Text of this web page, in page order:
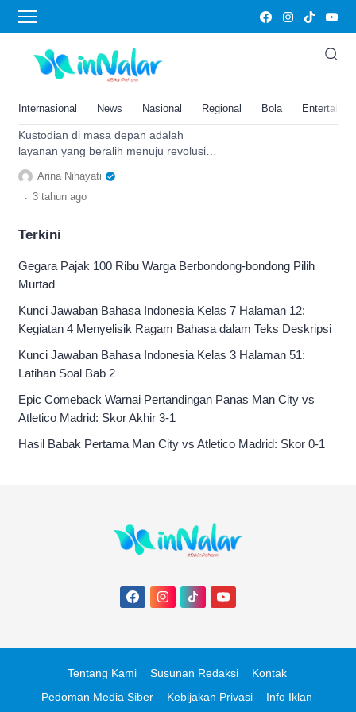
Internasional News Nasional Regional Bola
BRI Frens
Nasabah Semakin Nyaman
Bertransaksi, BRI Luncurkan
Kustodian Berbasis Web
Kustodian di masa depan adalah
layanan yang beralih menuju revolusi
digital di mana nasabah dengan mudah
berinteraksi dengan bank kustodian
Arina Nihayati
. 3 tahun ago
Terkini
Gegara Pajak 100 Ribu Warga Berbondong-bondong Pilih
Murtad
Kunci Jawaban Bahasa Indonesia Kelas 7 Halaman 12:
Kegiatan 4 Menyelisik Ragam Bahasa dalam Teks Deskripsi
Kunci Jawaban Bahasa Indonesia Kelas 3 Halaman 51:
Latihan Soal Bab 2
Epic Comeback Warnai Pertandingan Panas Man City vs
Atletico Madrid: Skor Akhir 3-1
Hasil Babak Pertama Man City vs Atletico Madrid: Skor 0-1
Tentang Kami Susunan Redaksi
Kontak
Pedoman Media Siber
Kebijakan Privasi Info Iklan